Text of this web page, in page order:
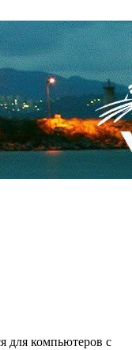
для компьютеров с